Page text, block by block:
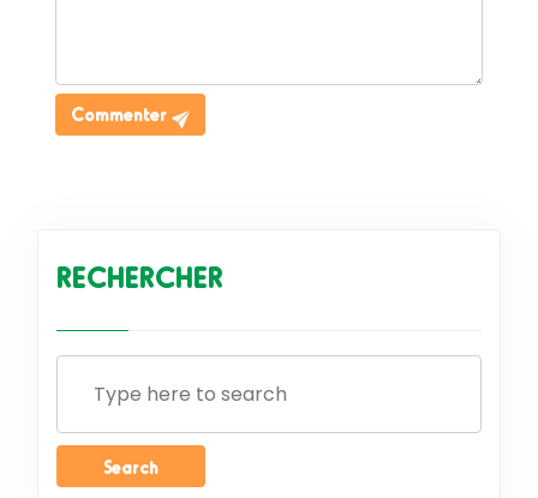
Commenter
RECHERCHER